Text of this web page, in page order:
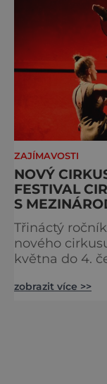
ZAJÍMAVOSTI
NOVÝ
FESTIVAL
S
Třináctý
nového
května do 4.
ulicích města
zobrazit více >>